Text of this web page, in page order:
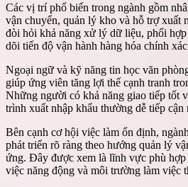
Các vị trí phổ biến trong ngành gồm
vận chuyển, quản lý kho và hỗ trợ xuất
đòi hỏi khả năng xử lý dữ liệu, phối
dõi tiến độ vận hành hàng hóa chính
Ngoại ngữ và kỹ năng tin học văn
giúp ứng viên tăng lợi thế cạnh tranh
Những người có khả năng giao tiếp tốt
trình xuất nhập khẩu thường dễ tiếp
Bên cạnh cơ hội việc làm ổn định,
phát triển rõ ràng theo hướng quản lý
ứng. Đây được xem là lĩnh vực phù
việc năng động và môi trường làm việc